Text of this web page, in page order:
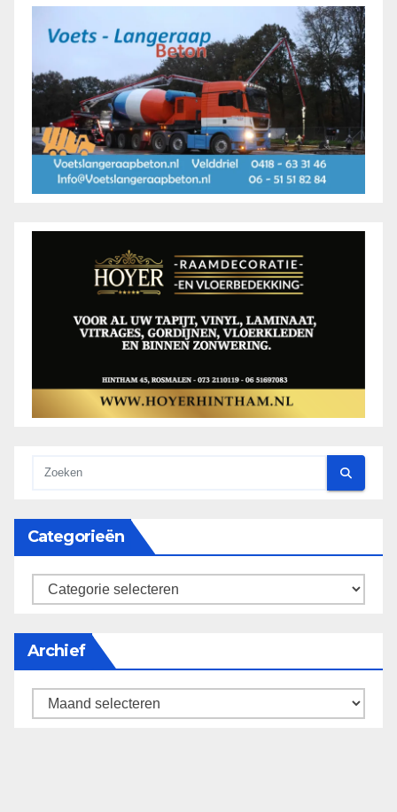
Categorieën
categorieën
Archief
Archief